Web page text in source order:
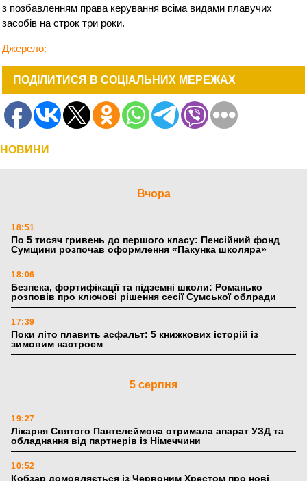
з позбавленням права керування всіма видами плавучих
засобів на строк три роки.
Джерело:
ПОДІЛИТИСЯ В СОЦІАЛЬНИХ МЕРЕЖАХ
НОВИНИ
Вчора
18:51
По 5 тисяч гривень до першого класу: Пенсійний фонд
Сумщини розпочав оформлення «Пакунка школяра»
18:06
Безпека, фортифікації та підземні школи: Романько
розповів про ключові рішення сесії Сумської облради
17:39
Поки літо плавить асфальт: 5 книжкових історій із
зимовим настроєм
5 серпня
19:27
Лікарня Святого Пантелеймона отримала апарат УЗД та
обладнання від партнерів із Німеччини
10:52
Кобзар домовляється із Червоним Хрестом про нові